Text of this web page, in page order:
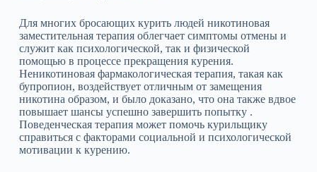
Для многих бросающих курить людей никотиновая
заместительная терапия облегчает симптомы отмены и
служит как психологической, так и физической
помощью в процессе прекращения курения.
Неникотиновая фармакологическая терапия, такая как
бупропион, воздействует отличным от замещения
никотина образом, и было доказано, что она также вдвое
повышает шансы успешно завершить попытку .
Поведенческая терапия может помочь курильщику
справиться с факторами социальной и психологической
мотивации к курению.